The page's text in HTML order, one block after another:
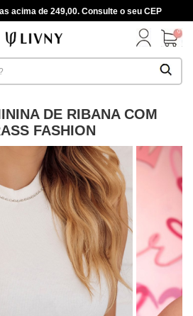
acima de 249,00. Consulte o seu CEP
0
DE RIBANA COM
FASHION